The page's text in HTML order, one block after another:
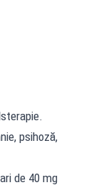
psihoză,
de 40 mg